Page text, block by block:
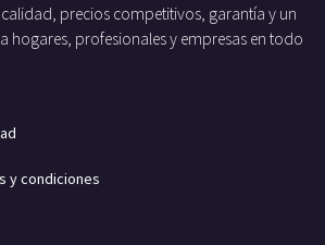
precios competitivos, garantía y un
hogares, profesionales y empresas en todo
y condiciones